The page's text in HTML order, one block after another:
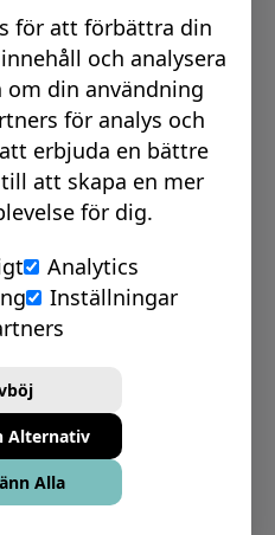
PÅ VÅR RESA!
2022 - 2026
för att förbättra din
och analysera
din användning
för analys och
erbjuda en bättre
att skapa en mer
för dig.
Analytics
Inställningar
Alternativ
Alla